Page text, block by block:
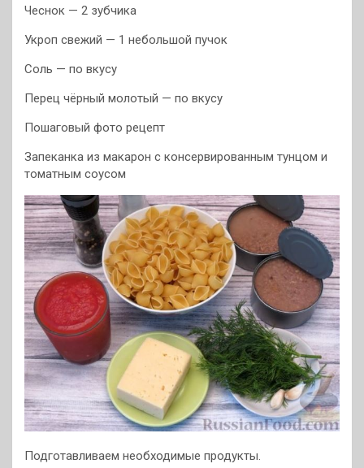
Чеснок — 2 зубчика
Укроп свежий — 1 небольшой пучок
Соль — по вкусу
Перец чёрный молотый — по вкусу
Пошаговый фото рецепт
Запеканка из макарон с консервированным тунцом и
томатным соусом
Подготавливаем необходимые продукты.